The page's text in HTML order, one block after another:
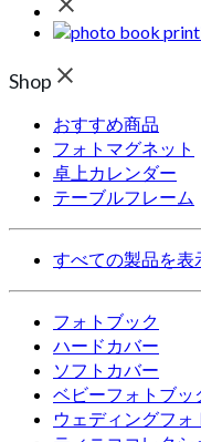
Shop
おすすめ商品
フォトマグネット
卓上カレンダー
テーブルフレーム
すべての製品を表
フォトブック
ハードカバー
ソフトカバー
ベビーフォトブッ
ウェディングフォ